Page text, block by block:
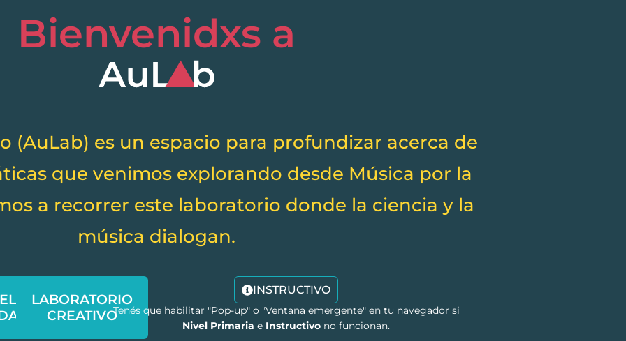
Bienvenidxs a
(AuLab) es un espacio para profundizar acerca de
que venimos explorando desde Música por la
a recorrer este laboratorio donde la ciencia y la
música dialogan.
LABORATORIO
CREATIVO
INSTRUCTIVO
Tenés que habilitar "Pop-up" o "Ventana emergente" en tu navegador si
Nivel Primaria e Instructivo no funcionan.